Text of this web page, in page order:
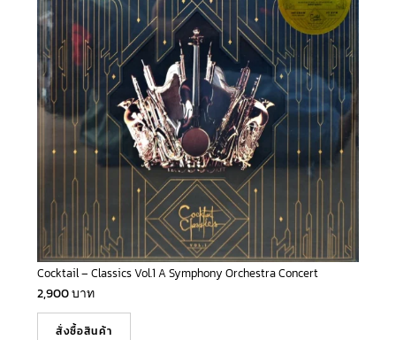
Cocktail – Classics Vol.1 A Symphony Orchestra Concert
2,900บาท
สั่งซื้อสินค้า